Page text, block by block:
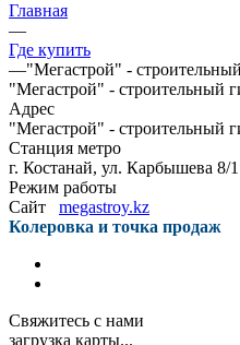
Главная
—
Где купить
—"Мегастрой" -
"Мегастрой" - строительный
Адрес
"Мегастрой" - строительный
Станция метро
г. Костанай, ул. Карбышева 8/1
Режим работы
Сайт megastroy.kz
Колеровка и точка продаж
Свяжитесь с нами
загрузка карты...